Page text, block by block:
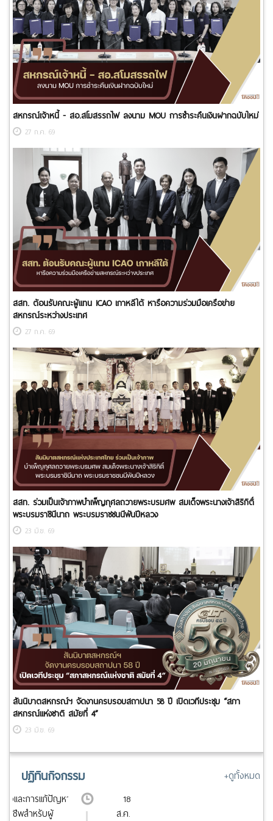
สหกรณ์เจ้าหนี้ - สอ.สโมสรรถไฟ ลงนาม MOU การชำระคืนเงินฝากฉบับใหม่
27 ก.ค. 69
สสท. ต้อนรับคณะผู้แทน ICAO เกาหลีใต้ หารือความร่วมมือเครือข่าย
สหกรณ์ระหว่างประเทศ
27 ก.ค. 69
สสท. ร่วมเป็นเจ้าภาพบำเพ็ญกุศลถวายพระบรมศพ สมเด็จพระนางเจ้าสิริกิติ์
พระบรมราชินีนาถ พระบรมราชชนนีพันปีหลวง
23 มิ.ย. 69
สันนิบาตสหกรณ์ฯ จัดงานครบรอบสถาปนา 58 ปี เปิดเวทีประชุม “สภา
สหกรณ์แห่งชาติ สมัยที่ 4”
23 มิ.ย. 69
ปฏิทินกิจกรรม
+ดูทั้งหมด
18
ส.ค.
ใจและการแก้ปัญหา
าชีพสำหรับผู้